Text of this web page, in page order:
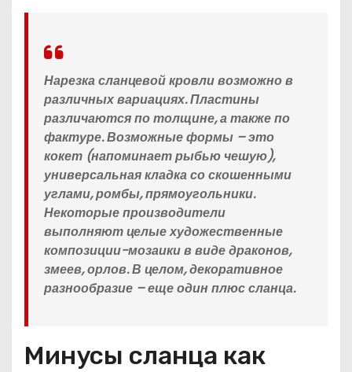
Нарезка сланцевой кровли возможно в
различных вариациях. Пластины
различаются по толщине, а также по
фактуре. Возможные формы – это
кокет (напоминает рыбью чешую),
универсальная кладка со скошенными
углами, ромбы, прямоугольники.
Некоторые производители
выполняют целые художественные
композиции-мозаики в виде драконов,
змеев, орлов. В целом, декоративное
разнообразие – еще один плюс сланца.
Минусы сланца как